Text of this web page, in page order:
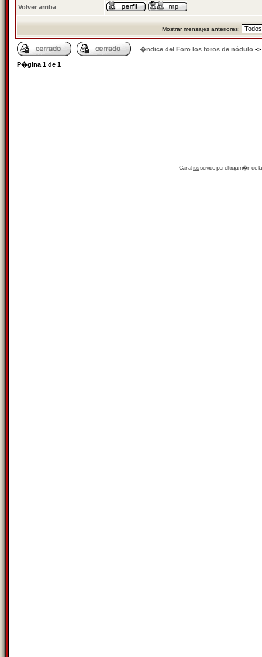
Volver arriba
Mostrar mensajes anteriores:
�ndice del Foro los foros de nódulo ->
P�gina 1 de 1
Canalrssservido por eltrujam�nde